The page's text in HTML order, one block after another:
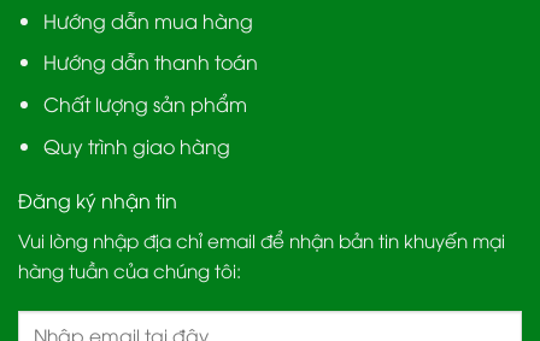
Hướng dẫn mua hàng
Hướng dẫn thanh toán
Chất lượng sản phẩm
Quy trình giao hàng
Đăng ký nhận tin
Vui lòng nhập địa chỉ email để nhận bản tin khuyến mại
hàng tuần của chúng tôi: